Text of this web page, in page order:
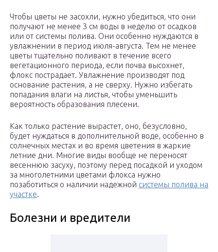
Чтобы цветы не засохли, нужно убедиться, что они
получают не менее 3 см воды в неделю от осадков
или от системы полива. Они особенно нуждаются в
увлажнении в период июля-августа. Тем не менее
цветы тщательно поливают в течение всего
вегетационного периода, если почва высохнет,
флокс пострадает. Увлажнение производят под
основание растения, а не сверху. Нужно избегать
попадания влаги на листья, чтобы уменьшить
вероятность образования плесени.
Как только растение вырастет, оно, безусловно,
будет нуждаться в дополнительной воде, особенно в
солнечных местах и во время цветения в жаркие
летние дни. Многие виды вообще не переносят
весеннюю засуху, поэтому перед посадкой и уходом
за многолетними цветами флокса нужно
позаботиться о наличии надежной системы полива на
участке.
Болезни и вредители